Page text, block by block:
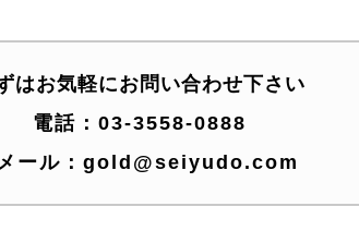
はお気軽にお問い合わせ下さい
電話： 03-3558-0888
ール： gold@seiyudo.com